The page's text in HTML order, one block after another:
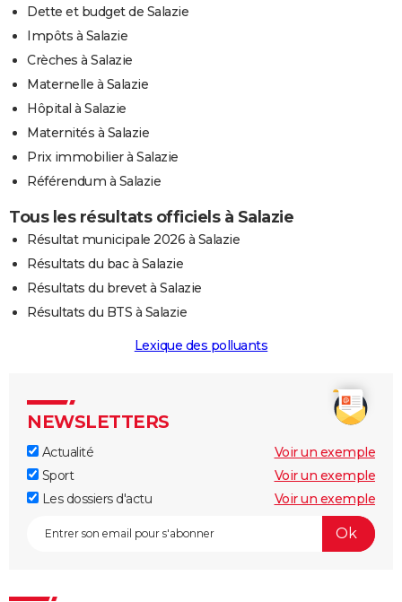
Dette et budget de Salazie
Impôts à Salazie
Crèches à Salazie
Maternelle à Salazie
Hôpital à Salazie
Maternités à Salazie
Prix immobilier à Salazie
Référendum à Salazie
Tous les résultats officiels à Salazie
Résultat municipale 2026 à Salazie
Résultats du bac à Salazie
Résultats du brevet à Salazie
Résultats du BTS à Salazie
Lexique des polluants
NEWSLETTERS
Actualité
Voir un exemple
Sport
Voir un exemple
Les dossiers d'actu
Voir un exemple